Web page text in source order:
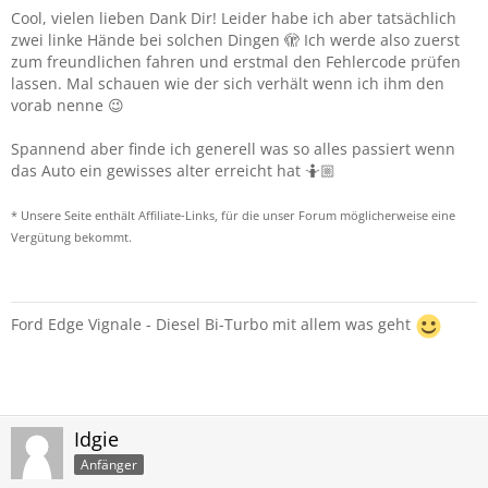
Cool, vielen lieben Dank Dir! Leider habe ich aber tatsächlich
zwei linke Hände bei solchen Dingen 🫣 Ich werde also zuerst
zum freundlichen fahren und erstmal den Fehlercode prüfen
lassen. Mal schauen wie der sich verhält wenn ich ihm den
vorab nenne 😉
Spannend aber finde ich generell was so alles passiert wenn
das Auto ein gewisses alter erreicht hat 🤷🏼
* Unsere Seite enthält Affiliate-Links, für die unser Forum möglicherweise eine
Vergütung bekommt.
Ford Edge Vignale - Diesel Bi-Turbo mit allem was geht
Idgie
Anfänger